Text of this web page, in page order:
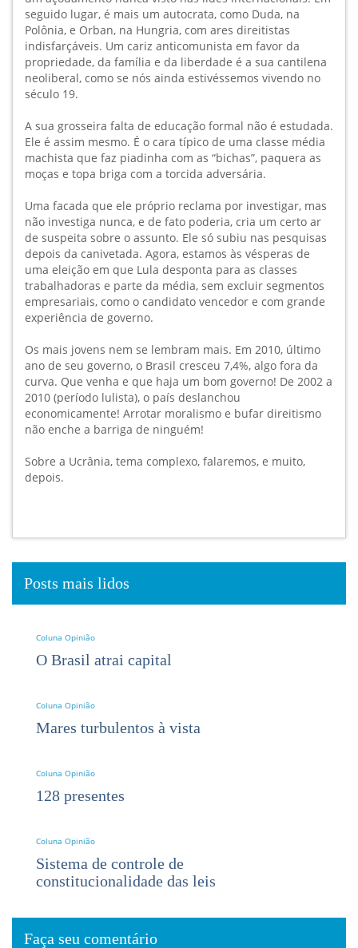
seguido lugar, é mais um autocrata, como Duda, na
Polônia, e Orban, na Hungria, com ares direitistas
indisfarçáveis. Um cariz anticomunista em favor da
propriedade, da família e da liberdade é a sua cantilena
neoliberal, como se nós ainda estivéssemos vivendo no
século 19.
A sua grosseira falta de educação formal não é estudada.
Ele é assim mesmo. É o cara típico de uma classe média
machista que faz piadinha com as “bichas”, paquera as
moças e topa briga com a torcida adversária.
Uma facada que ele próprio reclama por investigar, mas
não investiga nunca, e de fato poderia, cria um certo ar
de suspeita sobre o assunto. Ele só subiu nas pesquisas
depois da canivetada. Agora, estamos às vésperas de
uma eleição em que Lula desponta para as classes
trabalhadoras e parte da média, sem excluir segmentos
empresariais, como o candidato vencedor e com grande
experiência de governo.
Os mais jovens nem se lembram mais. Em 2010, último
ano de seu governo, o Brasil cresceu 7,4%, algo fora da
curva. Que venha e que haja um bom governo! De 2002 a
2010 (período lulista), o país deslanchou
economicamente! Arrotar moralismo e bufar direitismo
não enche a barriga de ninguém!
Sobre a Ucrânia, tema complexo, falaremos, e muito,
depois.
Posts mais lidos
Coluna Opinião
O Brasil atrai capital
Coluna Opinião
Mares turbulentos à vista
Coluna Opinião
128 presentes
Coluna Opinião
Sistema de controle de
constitucionalidade das leis
Faça seu comentário